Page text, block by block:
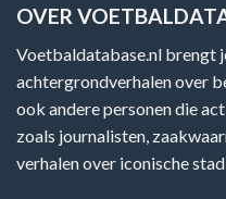
OVER
Voetbaldatabase.nl brengt
achtergrondverhalen over
ook andere personen die
zoals journalisten,
verhalen over iconische